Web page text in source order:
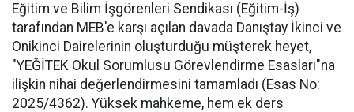
​Eğitim ve Bilim İşgörenleri Sendikası (Eğitim-İş)
tarafından MEB'e karşı açılan davada Danıştay İkinci ve
Onikinci Dairelerinin oluşturduğu müşterek heyet,
"YEĞİTEK Okul Sorumlusu Görevlendirme Esasları"na
ilişkin nihai değerlendirmesini tamamladı (Esas No:
2025/4362). Yüksek mahkeme, hem ek ders